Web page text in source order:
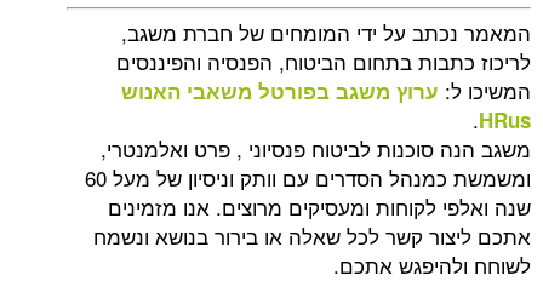
המאמר נכתב על ידי המומחים של חברת משגב,
לריכוז כתבות בתחום הביטוח, הפנסיה והפיננסים
המשיכו ל: ערוץ משגב בפורטל משאבי האנוש
HRus
.
משגב הנה סוכנות לביטוח פנסיוני , פרט ואלמנטרי,
ומשמשת כמנהל הסדרים עם וותק וניסיון של מעל 60
שנה ואלפי לקוחות ומעסיקים מרוצים. אנו מזמינים
אתכם ליצור קשר לכל שאלה או בירור בנושא ונשמח
לשוחח ולהיפגש אתכם.